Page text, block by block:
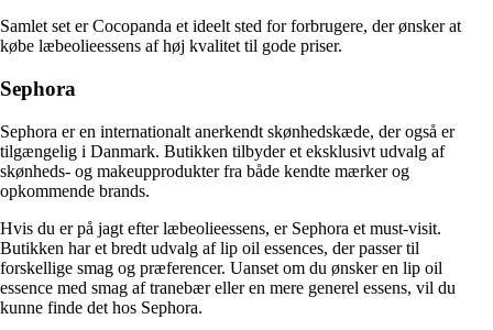
Samlet set er Cocopanda et ideelt sted for forbrugere, der ønsker at
købe læbeolieessens af høj kvalitet til gode priser.
Sephora
Sephora er en internationalt anerkendt skønhedskæde, der også er
tilgængelig i Danmark. Butikken tilbyder et eksklusivt udvalg af
skønheds- og makeupprodukter fra både kendte mærker og
opkommende brands.
Hvis du er på jagt efter læbeolieessens, er Sephora et must-visit.
Butikken har et bredt udvalg af lip oil essences, der passer til
forskellige smag og præferencer. Uanset om du ønsker en lip oil
essence med smag af tranebær eller en mere generel essens, vil du
kunne finde det hos Sephora.